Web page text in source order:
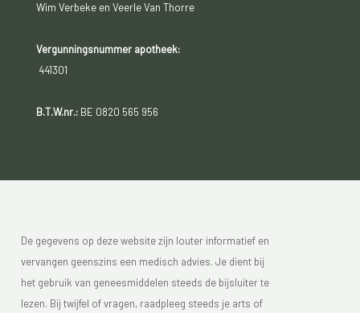
Wim Verbeke en Veerle Van Thorre
Vergunningsnummer apotheek:
441301
B.T.W.nr.:BE 0820 565 956
De gegevens op deze website zijn louter informatief en
vervangen geenszins een medisch advies. Je dient bij
het gebruik van geneesmiddelen steeds de bijsluiter te
lezen. Bij twijfel of vragen, raadpleeg steeds je arts of